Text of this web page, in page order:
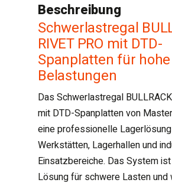
Beschreibung
Schwerlastregal
RIVET PRO mit DTD-
Spanplatten für hohe
Belastungen
Das Schwerlastregal
mit DTD-Spanplatten von
eine professionelle
Werkstätten, Lagerhallen und
Einsatzbereiche. Das System
Lösung für schwere Lasten und